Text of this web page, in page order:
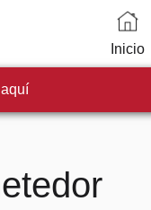
Inicio